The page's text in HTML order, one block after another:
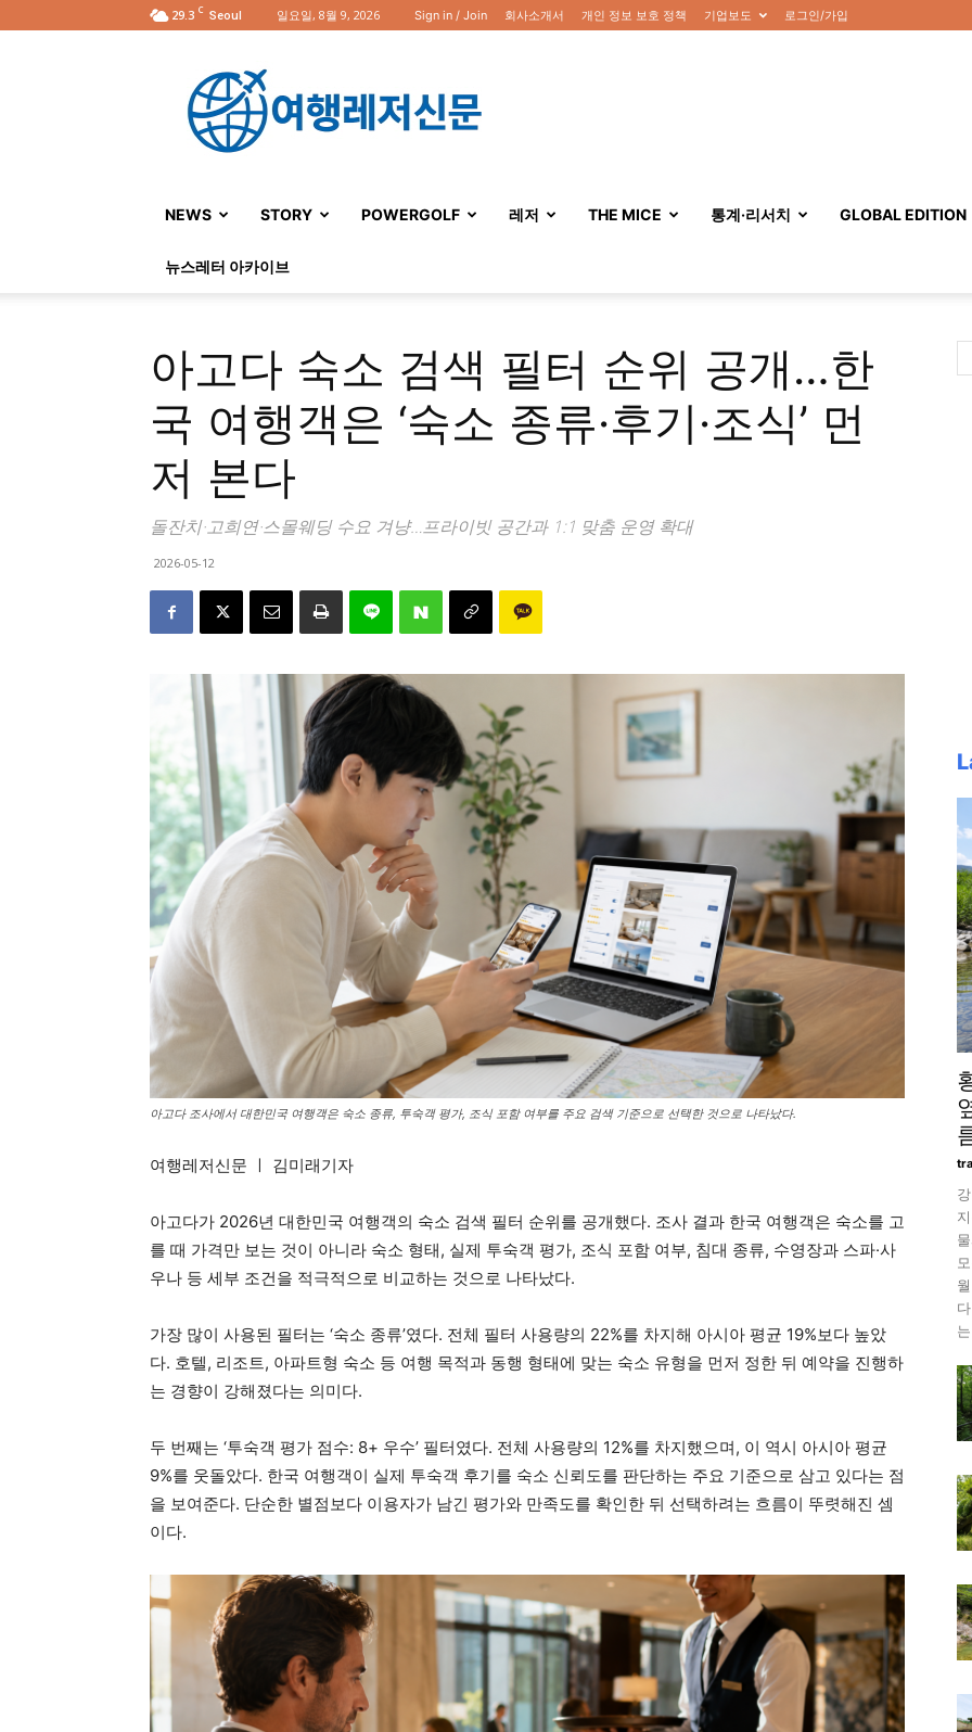
29.3 C Seoul 일요일, 8월 9, 2026 Sign in / Join 회사소개서 개인 정보 보호 정책 기업보도 로그인/가입
행
레
NEWS
STORY POWERGOLF 레저 THE MICE 통계·리서치 GLOBAL EDITION
뉴스레터 아카이브
아고다 숙소 검색 필터 순위 공개…한
국 여행객은 ‘숙소 종류·후기·조식’ 먼
저 본다
돌잔치·고희연·스몰웨딩 수요 겨냥…프라이빗 공간과 1:1 맞춤 운영 확대
2026-05-12
아고다 조사에서 대한민국 여행객은 숙소 종류, 투숙객 평가, 조식 포함 여부를 주요 검색 기준으로 선택한 것으로 나타났다.
여행레저신문 ㅣ 김미래기자
아고다가 2026년 대한민국 여행객의 숙소 검색 필터 순위를 공개했다. 조사 결과 한국 여행객은 숙소를 고
를 때 가격만 보는 것이 아니라 숙소 형태, 실제 투숙객 평가, 조식 포함 여부, 침대 종류, 수영장과 스파·사
우나 등 세부 조건을 적극적으로 비교하는 것으로 나타났다.
가장 많이 사용된 필터는 ‘숙소 종류’였다. 전체 필터 사용량의 22%를 차지해 아시아 평균 19%보다 높았
다. 호텔, 리조트, 아파트형 숙소 등 여행 목적과 동행 형태에 맞는 숙소 유형을 먼저 정한 뒤 예약을 진행하
는 경향이 강해졌다는 의미다.
두 번째는 ‘투숙객 평가 점수: 8+ 우수’ 필터였다. 전체 사용량의 12%를 차지했으며, 이 역시 아시아 평균
9%를 웃돌았다. 한국 여행객이 실제 투숙객 후기를 숙소 신뢰도를 판단하는 주요 기준으로 삼고 있다는 점
을 보여준다. 단순한 별점보다 이용자가 남긴 평가와 만족도를 확인한 뒤 선택하려는 흐름이 뚜렷해진 셈
이다.